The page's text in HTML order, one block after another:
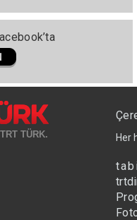
TÜRK. Her